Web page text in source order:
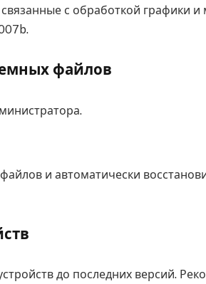
с обработкой графики и
файлов
и автоматически
до последних версий.